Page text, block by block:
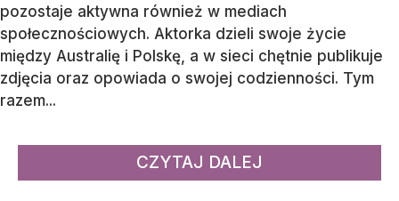
pozostaje aktywna również w mediach
społecznościowych. Aktorka dzieli swoje życie
między Australię i Polskę, a w sieci chętnie publikuje
zdjęcia oraz opowiada o swojej codzienności. Tym
razem...
CZYTAJ DALEJ